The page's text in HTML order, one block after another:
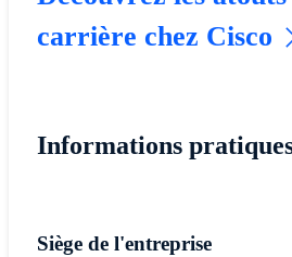
carrière chez Cisco
Informations
Siège de l'entreprise